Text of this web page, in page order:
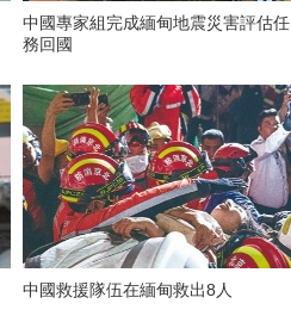
中國專家組完成緬甸地震災害評估任
務回國
中國救援隊伍在緬甸救出8人